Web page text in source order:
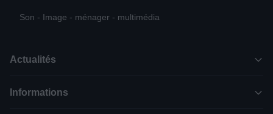
Son - Image - ménager - multimédia
Actualités
Informations